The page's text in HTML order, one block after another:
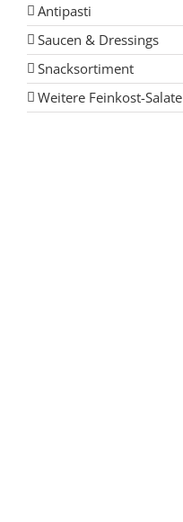
Antipasti
Saucen & Dressings
Snacksortiment
Weitere Feinkost-Salate